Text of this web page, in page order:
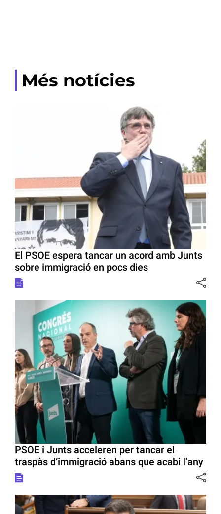
Més notícies
El PSOE espera tancar un acord amb Junts
sobre immigració en pocs dies
PSOE i Junts acceleren per tancar el
traspàs d’immigració abans que acabi l’any